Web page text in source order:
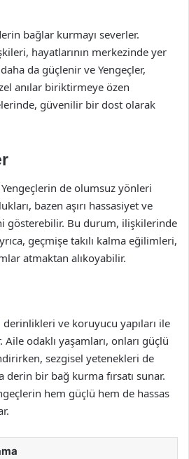
bağlar kurmayı severler.
hayatlarının merkezinde yer
da güçlenir ve Yengeçler,
anılar biriktirmeye özen
güvenilir bir dost olarak
de olumsuz yönleri
bazen aşırı hassasiyet ve
gösterebilir. Bu durum, ilişkilerinde
geçmişe takılı kalma eğilimleri,
atmaktan alıkoyabilir.
ve koruyucu yapıları ile
odaklı yaşamları, onları güçlü
sezgisel yetenekleri de
derin bir bağ kurma fırsatı sunar.
hem güçlü hem de hassas